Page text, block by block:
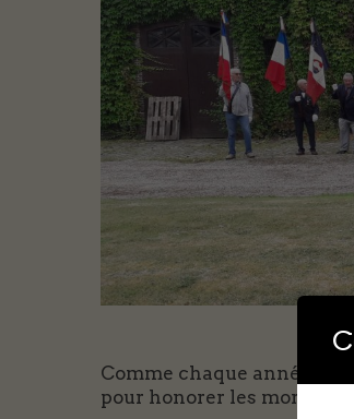
Comme chaque année, le
pour honorer les morts de